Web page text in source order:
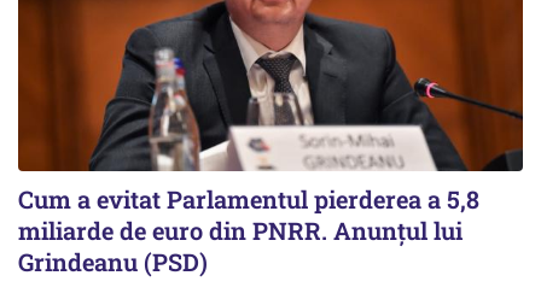
Cum a evitat Parlamentul pierderea a 5,8
miliarde de euro din PNRR. Anunțul lui
Grindeanu (PSD)